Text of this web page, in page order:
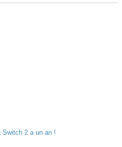
Switch 2 a un an !